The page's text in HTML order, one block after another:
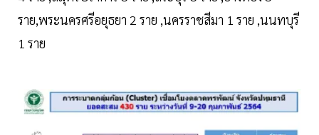
ราย,พระนครศรีอยุธยา 2 ราย ,นครราชสีมา 1 ราย ,นนทบุรี
1 ราย